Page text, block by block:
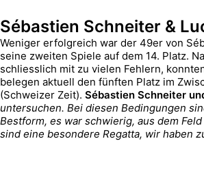
Sébastien Schneiter &
Weniger erfolgreich war der 49er von
seine zweiten Spiele auf dem 14. Platz.
schliesslich mit zu vielen Fehlern,
belegen aktuell den fünften Platz im
(Schweizer Zeit). Sébastien Schneiter
untersuchen. Bei diesen Bedingungen
Bestform, es war schwierig, aus dem
sind eine besondere Regatta, wir haben